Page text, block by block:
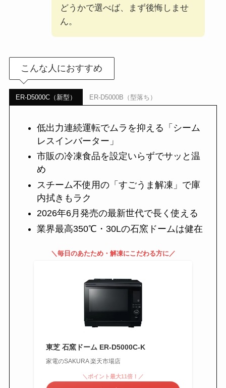
どうかで選べば、まず後悔しませ
ん。
こんな人におすすめ
ER-D5000C（新型） ER-D5000B（型落ち）
低出力連続運転でムラを抑える「シーム
レスインバーター」
市販の冷凍食品を設定いらずでサッと温
め
スチーム不使用の「すごうま解凍」で庫
内拭きもラク
2026年6月発売の最新世代で長く使える
業界最高350℃・30Lの石窯ドームは健在
＼毎日のあたため・解凍にこだわる方に／
東芝 石窯ドーム ER-D5000C-K
家電のSAKURA 楽天市場店
＼ポイント最大11倍！／